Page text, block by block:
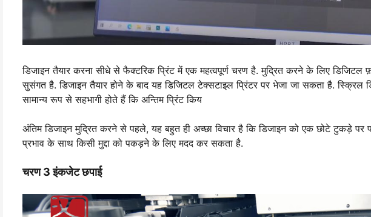
डिजाइन तैयार करना सीधे से फैक्टरिक प्रिंट में एक महत्वपूर्ण चरण है. मुद्रित करने के लिए डिजिटल
सुसंगत है. डिजाइन तैयार होने के बाद यह डिजिटल टेक्सटाइल प्रिंटर पर भेजा जा सकता है. स्क्रिल
सामान्य रूप से सहभागी होते हैं कि अन्तिम प्रिंट किय
अंतिम डिजाइन मुद्रित करने से पहले, यह बहुत ही अच्छा विचार है कि डिजाइन को एक छोटे टुकड़े पर
प्रभाव के साथ किसी मुद्दा को पकड़ने के लिए मदद कर सकता है.
चरण 3 इंकजेट छपाई